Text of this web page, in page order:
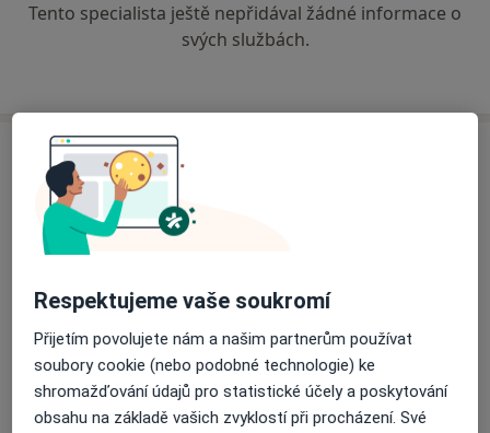
Tento specialista ještě nepřidával žádné informace o
svých službách.
Adresa
Ortopedická ordinace
Kpt. Jaroše 2876,
Přiblížit mapuse otevře v nové záložce
Dostupnost
Na této adrese online kalendář není aktivní
Co mám v takové situaci udělat?
Respektujeme vaše soukromí
Přijetím povolujete nám a našim partnerům používat
soubory cookie (nebo podobné technologie) ke
shromažďování údajů pro statistické účely a poskytování
obsahu na základě vašich zvyklostí při procházení. Své